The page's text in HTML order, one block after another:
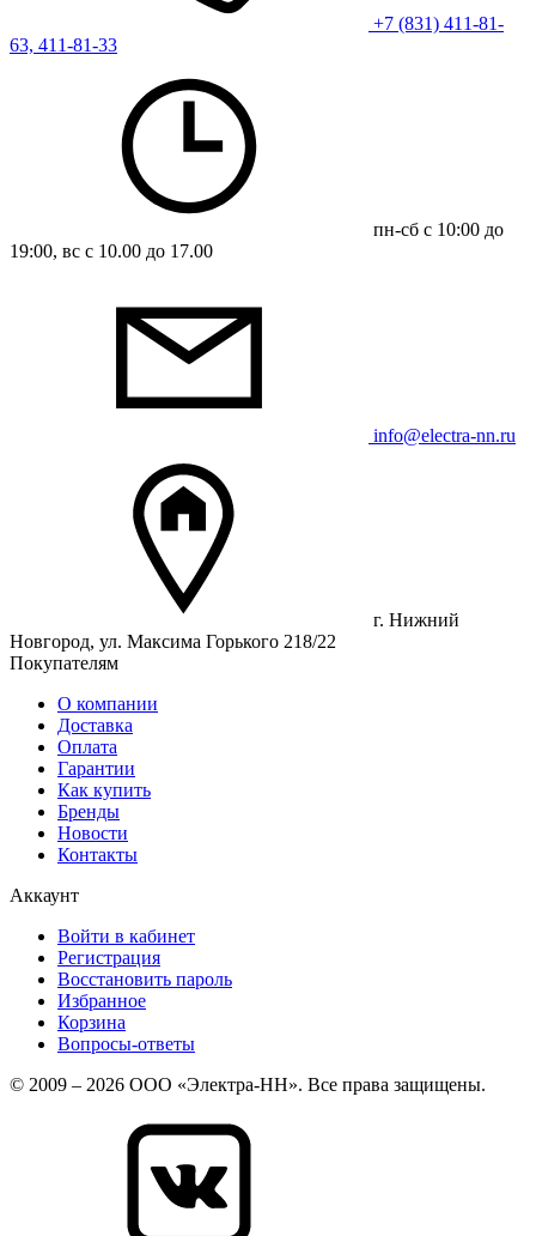
+7 (831) 411-81-
63, 411-81-33
пн-сб с 10:00 до
19:00, вс с 10.00 до 17.00
info@electra-nn.ru
г. Нижний
Новгород, ул. Максима Горького 218/22
Покупателям
О компании
Доставка
Оплата
Гарантии
Как купить
Бренды
Новости
Контакты
Аккаунт
Войти в кабинет
Регистрация
Восстановить пароль
Избранное
Корзина
Вопросы-ответы
© 2009 – 2026 ООО «Электра-НН». Все права защищены.